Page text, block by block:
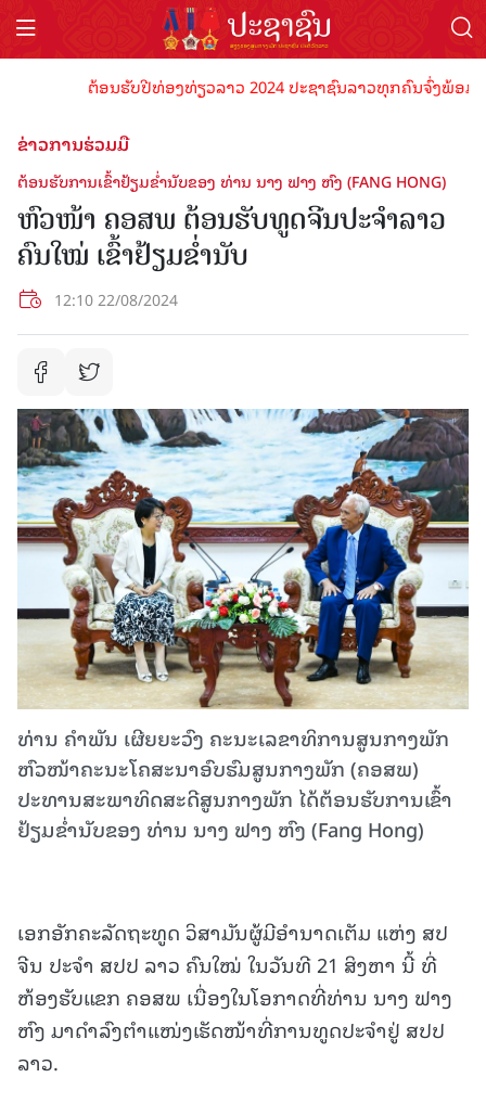
ຕ້ອນຮັບປີທ່ອງທ່ຽວລາວ 2024 ປະຊາຊົນລາວທຸກຄົນຈົ່ງພ້ອມເ
ຂ່າວການຮ່ວມມື
ຕ້ອນຮັບການເຂົ້າຢ້ຽມຂໍ່ານັບຂອງ ທ່ານ ນາງ ຟາງ ຫົງ (FANG HONG)
ຫົວໜ້າ ຄອສພ ຕ້ອນຮັບທູດຈີນປະຈໍາລາວ
ຄົນໃໝ່ ເຂົ້າຢ້ຽມຂໍ່ານັບ
12:10 22/08/2024
ທ່ານ ຄໍາພັນ ເຜີຍຍະວົງ ຄະນະເລຂາທິການສູນກາງພັກ
ຫົວໜ້າຄະນະໂຄສະນາອົບຮົມສູນກາງພັກ (ຄອສພ)
ປະທານສະພາທິດສະດີສູນກາງພັກ ໄດ້ຕ້ອນຮັບການເຂົ້າ
ຢ້ຽມຂໍ່ານັບຂອງ ທ່ານ ນາງ ຟາງ ຫົງ (Fang Hong)
ເອກອັກຄະລັດຖະທູດ ວິສາມັນຜູ້ມີອຳນາດເຕັມ ແຫ່ງ ສປ
ຈີນ ປະຈໍາ ສປປ ລາວ ຄົນໃໝ່ ໃນວັນທີ 21 ສິງຫາ ນີ້ ທີ່
ຫ້ອງຮັບແຂກ ຄອສພ ເນື່ອງໃນໂອກາດທີ່ທ່ານ ນາງ ຟາງ
ຫົງ ມາດຳລົງຕໍາແໜ່ງເຮັດໜ້າທີ່ການທູດປະຈໍາຢູ່ ສປປ
ລາວ.